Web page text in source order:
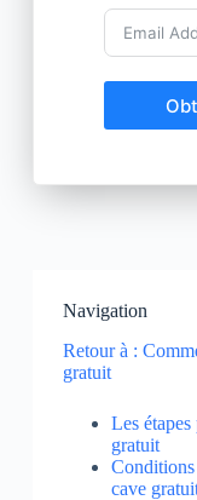
Navigation
Retour à :
gratuit
Les
gratuit
Conditions
cave